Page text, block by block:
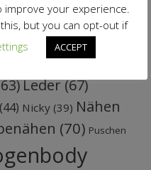
fürMich(103)
(62) Jacke(51)JaWePu
Jumpsuit(52)
Leder(67)
(44) Nicky (39) Nähen
(70) Puschen
your experience.
but you can opt-out if
ACCEPT